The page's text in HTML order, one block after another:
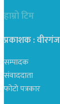
हाम्रो टिम
प्रकाशक : वीरगंज
सम्पादक :
संवाददाता :
फोटो पत्रकार :